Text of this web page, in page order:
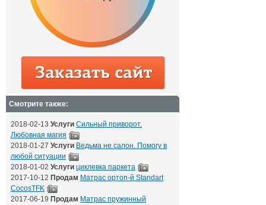
Смотрите также:
2018-02-13 Услуги Сильный приворот.
Любовная магия
2018-01-27 Услуги Ведьма не салон. Помогу в
любой ситуации
2018-01-02 Услуги циклевка паркета
2017-10-12 Продам Матрас ортоп-й Standart
CocosTFK
2017-06-19 Продам Матрас пружинный